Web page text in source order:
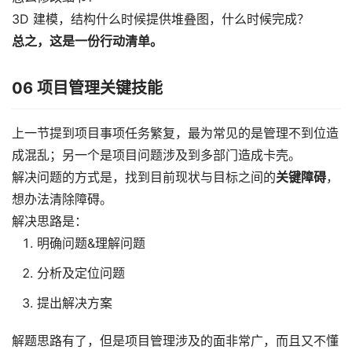
3D 建模，结构什么时候提供堆叠图，什么时候完成？
总之，这是一份行动清单。
06 项目管理关键技能
上一节提到项目事项任务繁复，最为常见的是管理不到位造
成混乱；另一个是项目问题涉及到多部门造成卡壳。
解决问题的方式是，找到目前现状与目标之间的关键障碍，
想办法清除障碍。
解决思路是：
明确问题&理解问题
分析及定位问题
提出解决方案
解题思路有了，但是项目管理涉及的面非常广，而且又不懂